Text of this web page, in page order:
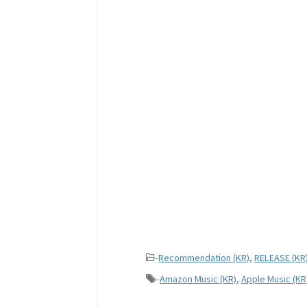
-Recommendation (KR), RELEASE
-Amazon Music (KR), Apple Music